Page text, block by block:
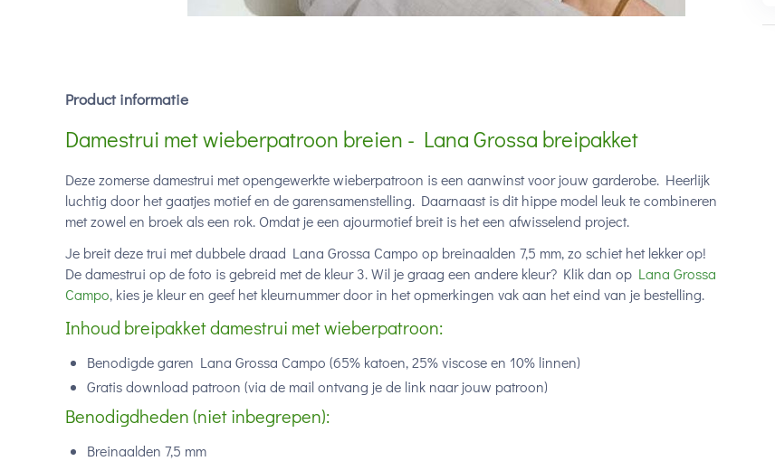
Product informatie
Damestrui met wieberpatroon breien - Lana Grossa breipakket
Deze zomerse damestrui met opengewerkte wieberpatroon is een aanwinst voor jouw garderobe. Heerlijk
luchtig door het gaatjes motief en de garensamenstelling. Daarnaast is dit hippe model leuk te combineren
met zowel en broek als een rok. Omdat je een ajourmotief breit is het een afwisselend project.
Je breit deze trui met dubbele draad Lana Grossa Campo op breinaalden 7,5 mm, zo schiet het lekker op!
De damestrui op de foto is gebreid met de kleur 3. Wil je graag een andere kleur? Klik dan op Lana Grossa
Campo, kies je kleur en geef het kleurnummer door in het opmerkingen vak aan het eind van je bestelling.
Inhoud breipakket damestrui met wieberpatroon:
Benodigde garen Lana Grossa Campo (65% katoen, 25% viscose en 10% linnen)
Gratis download patroon (via de mail ontvang je de link naar jouw patroon)
Benodigdheden (niet inbegrepen):
Breinaalden 7,5 mm